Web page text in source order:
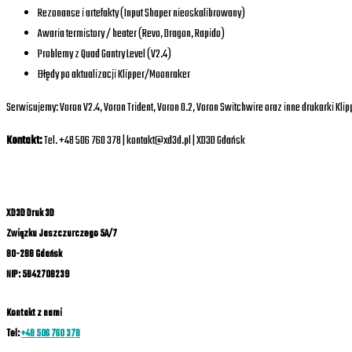
Rezonanse i artefakty (Input Shaper nieoskalibrowany)
Awaria termistory / heater (Revo, Dragon, Rapido)
Problemy z Quad Gantry Level (V2.4)
Błędy po aktualizacji Klipper/Moonraker
Serwisujemy: Voron V2.4, Voron Trident, Voron 0.2, Voron Switchwire oraz inne drukarki
Kontakt:Tel. +48 506 760 378 | kontakt@xd3d.pl | XD3D Gdańsk
XD3D Druk 3D
Związku Jaszczurczego 5A/7
80-288 Gdańsk
NIP: 5842708239
Kontakt z nami
Tel:+48 506 760 378